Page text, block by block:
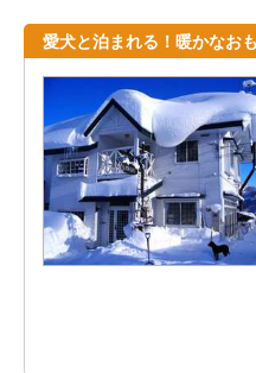
愛犬と泊まれる！暖かなお